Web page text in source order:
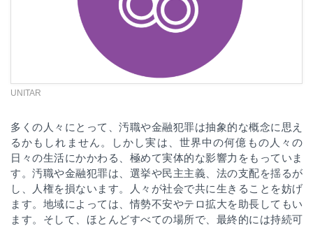
UNITAR
多くの人々にとって、汚職や金融犯罪は抽象的な概念に思え
るかもしれません。しかし実は、世界中の何億もの人々の
日々の生活にかかわる、極めて実体的な影響力をもっていま
す。汚職や金融犯罪は、選挙や民主主義、法の支配を揺るが
し、人権を損ないます。人々が社会で共に生きることを妨げ
ます。地域によっては、情勢不安やテロ拡大を助長してもい
ます。そして、ほとんどすべての場所で、最終的には持続可